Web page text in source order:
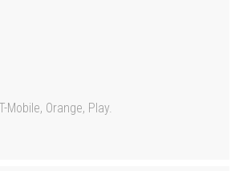
Orange, Play.